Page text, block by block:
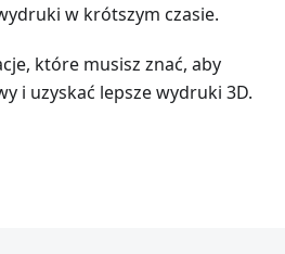
w krótszym czasie.
które musisz znać, aby
i uzyskać lepsze wydruki 3D.